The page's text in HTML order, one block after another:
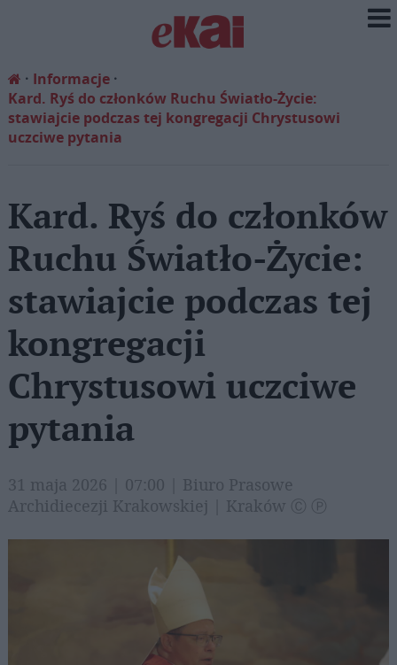
Informacje
Kard. Ryś do członków Ruchu Światło-Życie:
stawiajcie podczas tej kongregacji Chrystusowi
uczciwe pytania
Kard. Ryś do członków
Ruchu Światło-Życie:
stawiajcie podczas tej
kongregacji
Chrystusowi uczciwe
pytania
31 maja 2026 | 07:00 | Biuro Prasowe
Archidiecezji Krakowskiej | Kraków Ⓒ Ⓟ